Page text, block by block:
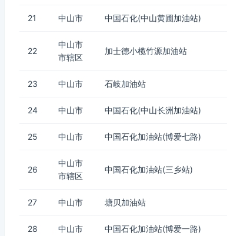
21 中山市 中国石化(中山黄圃加油站)
22
中山市
市辖区
加士德小榄竹源加油站
23 中山市 石岐加油站
24 中山市 中国石化(中山长洲加油站)
25 中山市 中国石化加油站(博爱七路)
26
中山市
市辖区
中国石化加油站(三乡站)
27 中山市 塘贝加油站
28 中山市 中国石化加油站(博爱一路)